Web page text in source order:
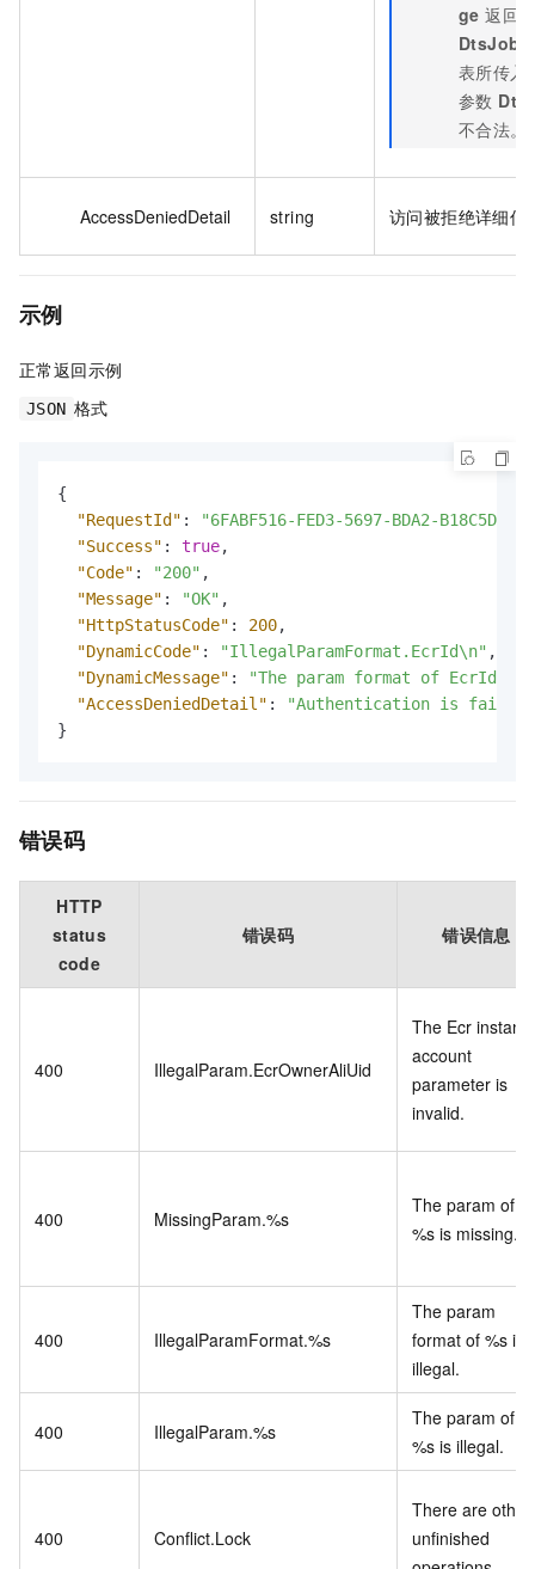
ge 返回
表所传入
参数
不合法。
AccessDeniedDetail string 访问被拒绝详细信
示例
正常返回示例
JSON 格式
{
"RequestId" :
"6FABF516-FED3-5697-BDA2-
"Success" : true,
"Code" : "200" ,
"Message" : "OK" ,
"HttpStatusCode" : 200,
"DynamicCode" : "IllegalParamFormat.EcrId\n" ,
"DynamicMessage" :
"The param format of EcrId
"AccessDeniedDetail" :
"Authentication is
}
错误码
HTTP
status
code
错误码 错误信息
400 IllegalParam.EcrOwnerAliUid
The Ecr
account
parameter is
invalid.
400 MissingParam.%s
The param of
%s is missing.
400 IllegalParamFormat.%s
The param
format of %s is
illegal.
400 IllegalParam.%s
The param of
%s is illegal.
400 Conflict.Lock
There are other
unfinished